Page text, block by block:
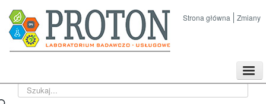
Strona główna Zmiany
Szukaj...